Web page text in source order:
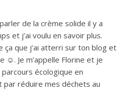
parler de la crème solide il y a
et j’ai voulu en savoir plus.
ça que j’ai atterri sur ton blog et
☺. Je m’appelle Florine et je
écologique en
par réduire mes déchets au